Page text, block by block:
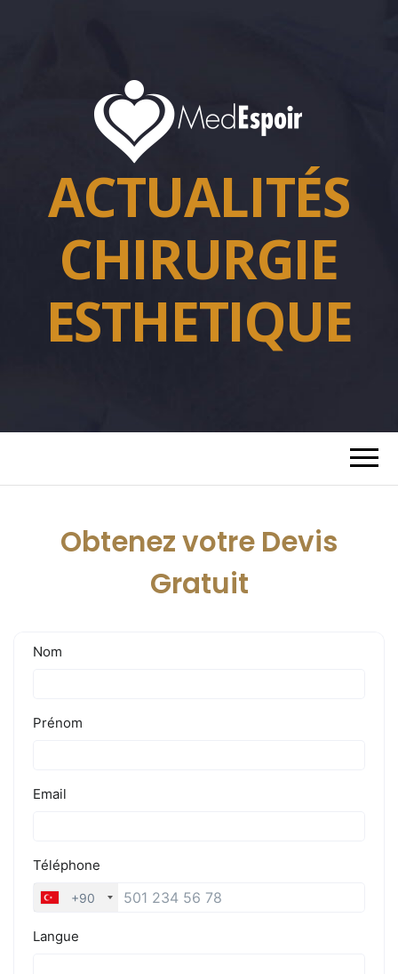
ACTUALITÉS
CHIRURGIE
ESTHETIQUE
Obtenez votre Devis
Gratuit